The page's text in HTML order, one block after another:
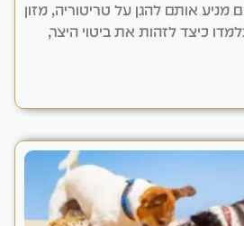
אותם להגן על טריטוריה, מזון
כיצד לזהות את ביטוי היצר,